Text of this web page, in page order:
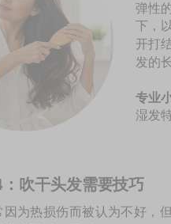
弹性
下，
开打
发的
专业
湿发
因为热损伤而被认为不好，
吹干头发需要技巧